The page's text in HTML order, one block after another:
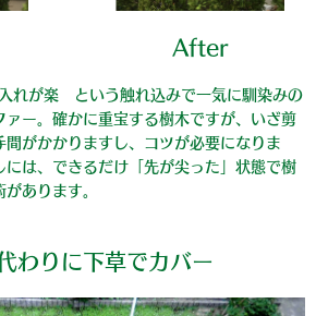
After
れが楽 という触れ込みで一気に馴染みの
ァー。確かに重宝する樹木ですが、いざ剪
間がかかりますし、コツが必要になりま
には、できるだけ「先が尖った」状態で樹
あります。
わりに下草でカバー